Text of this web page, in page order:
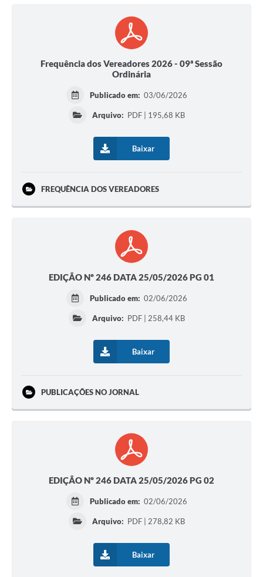
Frequência dos Vereadores 2026 - 09ª Sessão
Ordinária
Publicado em: 03/06/2026
Arquivo: PDF | 195,68 KB
Baixar
FREQUÊNCIA DOS VEREADORES
EDIÇÃO Nº 246 DATA 25/05/2026 PG 01
Publicado em: 02/06/2026
Arquivo: PDF | 258,44 KB
Baixar
PUBLICAÇÕES NO JORNAL
EDIÇÃO Nº 246 DATA 25/05/2026 PG 02
Publicado em: 02/06/2026
Arquivo: PDF | 278,82 KB
Baixar